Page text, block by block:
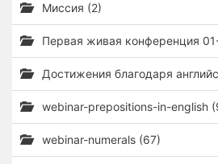
Миссия (2)
Первая живая конференция
Достижения благодаря
webinar-prepositions-in-english
webinar-numerals (67)